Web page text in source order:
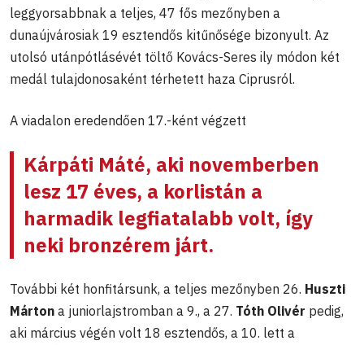
leggyorsabbnak a teljes, 47 fős mezőnyben a
dunaújvárosiak 19 esztendős kitűnősége bizonyult. Az
utolsó utánpótlásévét töltő Kovács-Seres ily módon két
medál tulajdonosaként térhetett haza Ciprusról.
A viadalon eredendően 17.-ként végzett
Kárpáti Máté, aki novemberben
lesz 17 éves, a korlistán a
harmadik legfiatalabb volt, így
neki bronzérem járt.
További két honfitársunk, a teljes mezőnyben 26. Huszti
Márton a juniorlajstromban a 9., a 27. Tóth Olivér pedig,
aki március végén volt 18 esztendős, a 10. lett a